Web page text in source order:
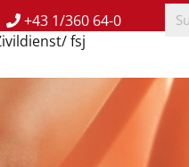
+43 1/360 64-0
fsj